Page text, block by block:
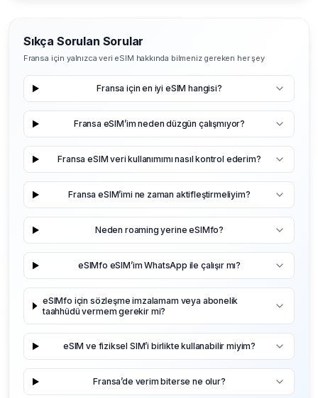
Sıkça Sorulan Sorular
Fransa için yalnızca veri eSIM hakkında bilmeniz gereken her şey
Fransa için en iyi eSIM hangisi?
Fransa eSIM’im neden düzgün çalışmıyor?
Fransa eSIM veri kullanımımı nasıl kontrol ederim?
Fransa eSIM’imi ne zaman aktifleştirmeliyim?
Neden roaming yerine eSIMfo?
eSIMfo eSIM’im WhatsApp ile çalışır mı?
eSIMfo için sözleşme imzalamam veya abonelik
taahhüdü vermem gerekir mi?
eSIM ve fiziksel SIM’i birlikte kullanabilir miyim?
Fransa’de verim biterse ne olur?